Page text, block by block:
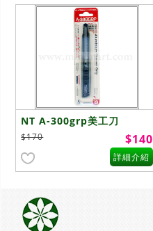
NT A-300grp美工刀
$170 $140
詳細介紹